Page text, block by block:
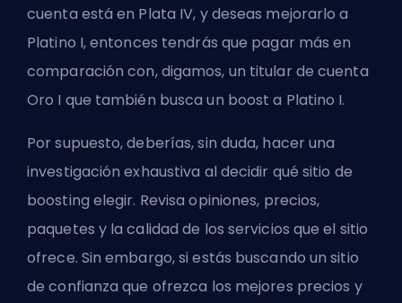
cuenta está en Plata IV, y deseas mejorarlo a
Platino I, entonces tendrás que pagar más en
comparación con, digamos, un titular de cuenta
Oro I que también busca un boost a Platino I.
Por supuesto, deberías, sin duda, hacer una
investigación exhaustiva al decidir qué sitio de
boosting elegir. Revisa opiniones, precios,
paquetes y la calidad de los servicios que el sitio
ofrece. Sin embargo, si estás buscando un sitio
de confianza que ofrezca los mejores precios y